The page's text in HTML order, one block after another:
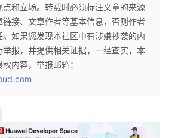
和立场。转载时必须标注文章的来源
链接、文章作者等基本信息，否则作者
如果您发现本社区中有涉嫌抄袭的内
报，并提供相关证据，一经查实，本
内容，举报邮箱：